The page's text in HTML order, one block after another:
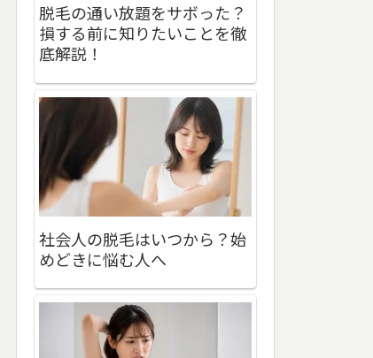
脱毛の通い放題をサボった？
損する前に知りたいことを徹
底解説！
社会人の脱毛はいつから？始
めどきに悩む人へ